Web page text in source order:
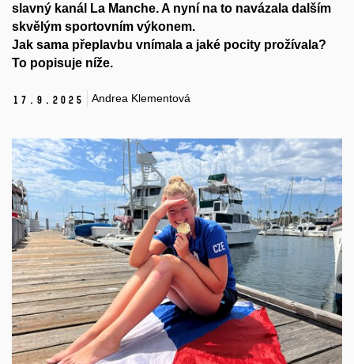
slavný kanál La Manche. A nyní na to navázala dalším
skvělým sportovním výkonem.
Jak sama přeplavbu vnímala a jaké pocity prožívala?
To popisuje níže.
17. 9. 2025 Andrea Klementová